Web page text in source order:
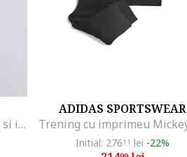
Trening cu pantaloni lungi si imprimeu grafic, Negru/Verde lime
ADIDAS SPORTSWEAR
Initial: 27611 lei -22%